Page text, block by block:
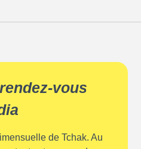
vous
de Tchak. Au